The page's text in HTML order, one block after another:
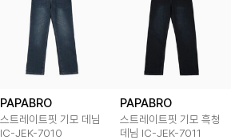
PAPABRO
스트레이트핏 기모 데님
IC-JEK-7010
PAPABRO
스트레이트핏 기모 흑청
데님 IC-JEK-7011